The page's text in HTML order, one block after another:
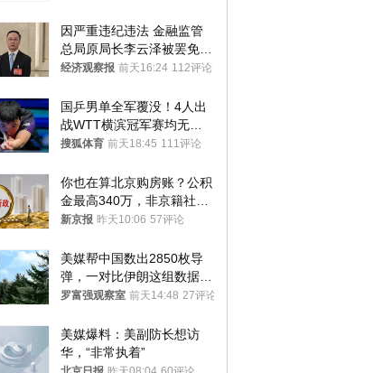
因严重违纪违法 金融监管
总局原局长李云泽被罢免全
国人大代表
经济观察报 前天16:24 112评论
国乒男单全军覆没！4人出
战WTT横滨冠军赛均无缘
八强
搜狐体育 前天18:45 111评论
你也在算北京购房账？公积
金最高340万，非京籍社保
1年
新京报 昨天10:06 57评论
美媒帮中国数出2850枚导
弹，一对比伊朗这组数据，
发现出大事了
罗富强观察室 前天14:48 27评论
美媒爆料：美副防长想访
华，“非常执着”